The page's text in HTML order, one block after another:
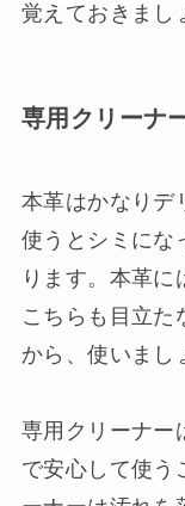
覚えておきまし
専用クリーナ
本革はかなりデ
使うとシミにな
ります。本革に
こちらも目立た
から、使いまし
専用クリーナー
で安心して使う